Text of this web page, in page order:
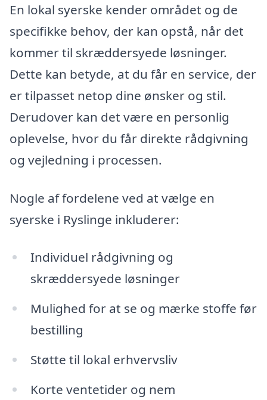
En lokal syerske kender området og de
specifikke behov, der kan opstå, når det
kommer til skræddersyede løsninger.
Dette kan betyde, at du får en service, der
er tilpasset netop dine ønsker og stil.
Derudover kan det være en personlig
oplevelse, hvor du får direkte rådgivning
og vejledning i processen.
Nogle af fordelene ved at vælge en
syerske i Ryslinge inkluderer:
Individuel rådgivning og
skræddersyede løsninger
Mulighed for at se og mærke stoffe før
bestilling
Støtte til lokal erhvervsliv
Korte ventetider og nem